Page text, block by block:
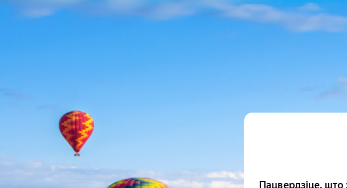
Пацвердзіце, што